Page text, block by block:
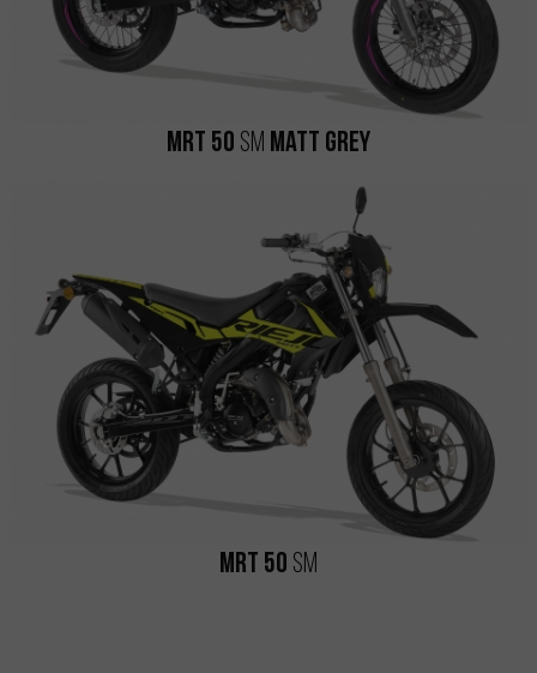
MRT 50 SM Matt Grey
MRT 50 SM